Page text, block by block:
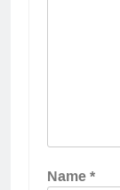
Name*